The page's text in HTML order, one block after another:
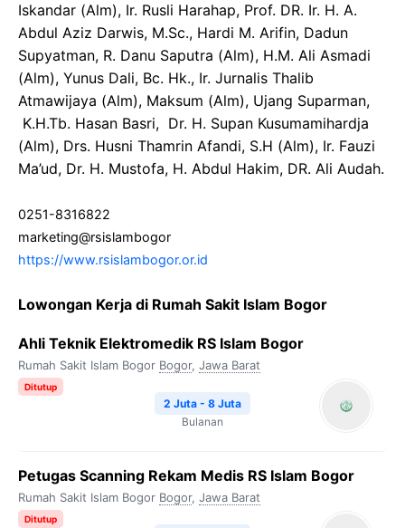
Iskandar (Alm), Ir. Rusli Harahap, Prof. DR. Ir. H. A.
Abdul Aziz Darwis, M.Sc., Hardi M. Arifin, Dadun
Supyatman, R. Danu Saputra (Alm), H.M. Ali Asmadi
(Alm), Yunus Dali, Bc. Hk., Ir. Jurnalis Thalib
Atmawijaya (Alm), Maksum (Alm), Ujang Suparman,
K.H.Tb. Hasan Basri, Dr. H. Supan Kusumamihardja
(Alm), Drs. Husni Thamrin Afandi, S.H (Alm), Ir. Fauzi
Ma’ud, Dr. H. Mustofa, H. Abdul Hakim, DR. Ali Audah.
0251-8316822
marketing@rsislambogor
https://www.rsislambogor.or.id
Lowongan Kerja di Rumah Sakit Islam Bogor
Ahli Teknik Elektromedik RS Islam Bogor
Rumah Sakit Islam Bogor Bogor, Jawa Barat
Ditutup
2 Juta - 8 Juta
Bulanan
Petugas Scanning Rekam Medis RS Islam Bogor
Rumah Sakit Islam Bogor Bogor, Jawa Barat
Ditutup